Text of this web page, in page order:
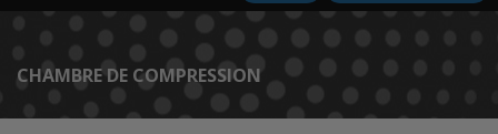
CHAMBRE DE COMPRESSION